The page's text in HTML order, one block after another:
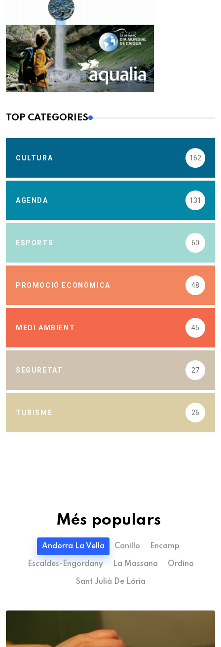
TOP CATEGORIES
CULTURA 162
AGENDA 131
ESPORTS 60
PROMOCIÓ ECONÒMICA 48
MEDI AMBIENT 45
SEGURETAT 27
TURISME 26
Més populars
Andorra La Vella Canillo Encamp
Escaldes-Engordany La Massana Ordino
Sant Julià De Lòria